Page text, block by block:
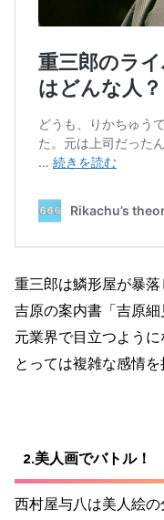
重三郎は鱗形屋が暴
吉原の案内書「吉原
元業界で目立つよう
とっては複雑な感情を
2.美人画でバトル！
西村屋与八は美人絵